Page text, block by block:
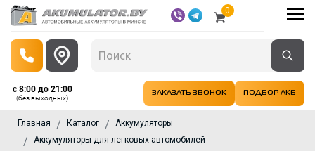
0
с 8:00 до 21:00
(без выходных)
ЗАКАЗАТЬ ЗВОНОК ПОДБОР АКБ
Главная Каталог
Аккумуляторы
Аккумуляторы для легковых автомобилей